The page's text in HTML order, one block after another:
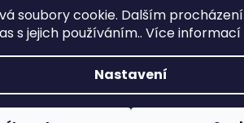
soubory cookie. Dalším
s jejich používáním.. Více informací
Nastavení